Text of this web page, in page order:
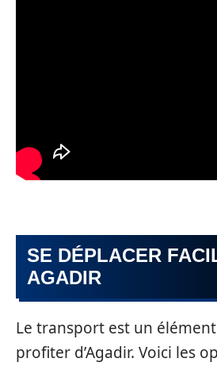
SE DÉPLACER
AGADIR
Le transport est un
profiter d’Agadir. Voici les